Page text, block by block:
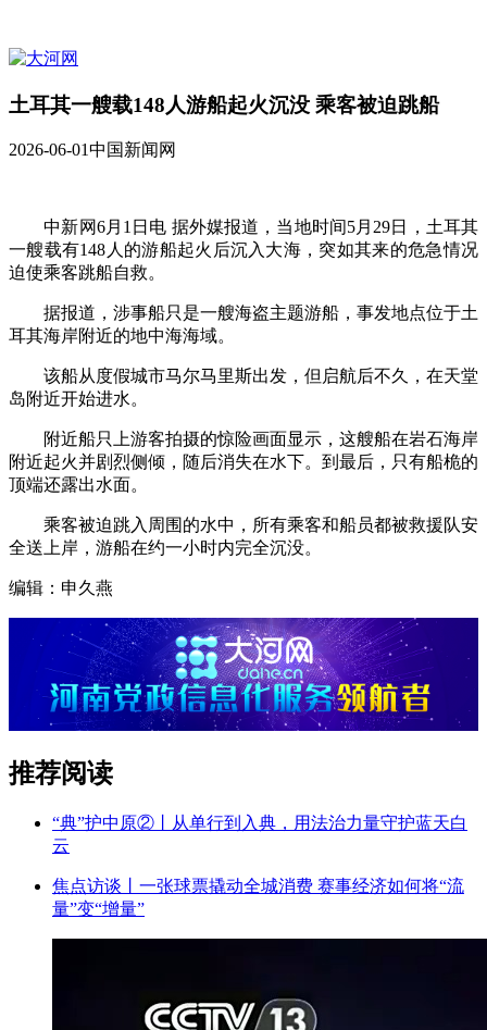
土耳其一艘载148人游船起火沉没 乘客被迫跳船
2026-06-01中国新闻网
中新网6月1日电 据外媒报道，当地时间5月29日，土耳其
一艘载有148人的游船起火后沉入大海，突如其来的危急情况
迫使乘客跳船自救。
据报道，涉事船只是一艘海盗主题游船，事发地点位于土
耳其海岸附近的地中海海域。
该船从度假城市马尔马里斯出发，但启航后不久，在天堂
岛附近开始进水。
附近船只上游客拍摄的惊险画面显示，这艘船在岩石海岸
附近起火并剧烈侧倾，随后消失在水下。到最后，只有船桅的
顶端还露出水面。
乘客被迫跳入周围的水中，所有乘客和船员都被救援队安
全送上岸，游船在约一小时内完全沉没。
编辑：申久燕
推荐阅读
“典”护中原②‌丨从单行到入典，用法治力量守护蓝天白
云
焦点访谈丨一张球票撬动全城消费 赛事经济如何将“流
量”变“增量”